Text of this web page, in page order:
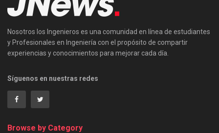
Nosotros los Ingenieros es una comunidad en línea de estudiantes
y Profesionales en Ingeniería con el propósito de compartir
experiencias y conocimientos para mejorar cada día.
Síguenos en nuestras redes
Browse by Category